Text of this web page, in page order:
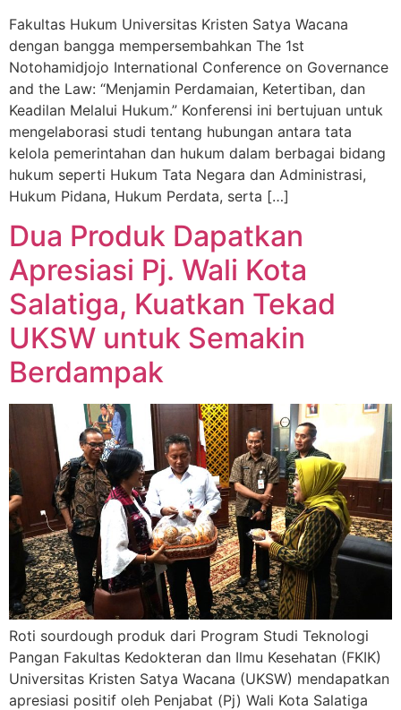
Fakultas Hukum Universitas Kristen Satya Wacana
dengan bangga mempersembahkan The 1st
Notohamidjojo International Conference on Governance
and the Law: “Menjamin Perdamaian, Ketertiban, dan
Keadilan Melalui Hukum.” Konferensi ini bertujuan untuk
mengelaborasi studi tentang hubungan antara tata
kelola pemerintahan dan hukum dalam berbagai bidang
hukum seperti Hukum Tata Negara dan Administrasi,
Hukum Pidana, Hukum Perdata, serta […]
Dua Produk Dapatkan
Apresiasi Pj. Wali Kota
Salatiga, Kuatkan Tekad
UKSW untuk Semakin
Berdampak
Roti sourdough produk dari Program Studi Teknologi
Pangan Fakultas Kedokteran dan Ilmu Kesehatan (FKIK)
Universitas Kristen Satya Wacana (UKSW) mendapatkan
apresiasi positif oleh Penjabat (Pj) Wali Kota Salatiga